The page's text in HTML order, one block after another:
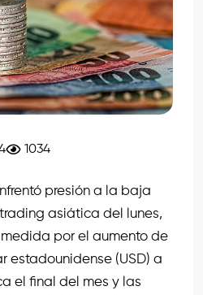
1034
presión a la baja
asiática del lunes,
por el aumento de
estadounidense (USD) a
el final del mes y las